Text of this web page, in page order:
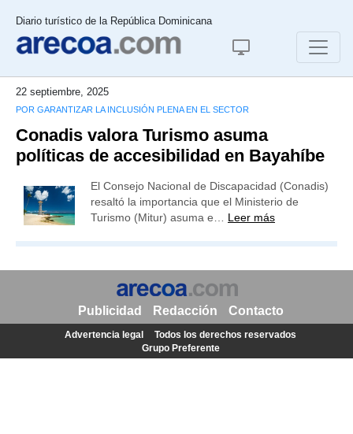
Diario turístico de la República Dominicana
22 septiembre, 2025
POR GARANTIZAR LA INCLUSIÓN PLENA EN EL SECTOR
Conadis valora Turismo asuma
políticas de accesibilidad en Bayahíbe
El Consejo Nacional de Discapacidad (Conadis)
resaltó la importancia que el Ministerio de
Turismo (Mitur) asuma e… Leer más
Publicidad Redacción Contacto
Advertencia legal
Todos los derechos reservados
Grupo Preferente